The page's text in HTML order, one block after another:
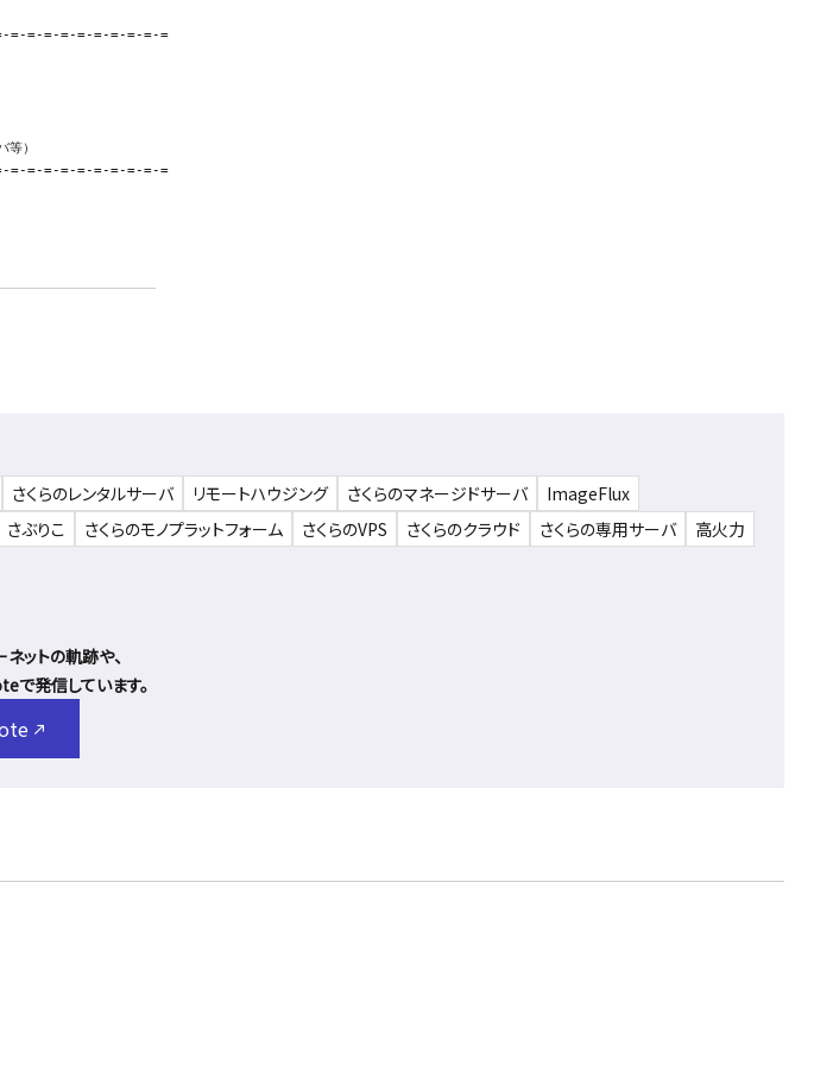
）
  =-=-=-=-=-=-=-=-=-=-=-=-=-=-=-=-=-=-=-=-=-=-=-=-=-=-=-=-=-=-=-=-=-=-=-=
さくらのレンタルサーバ リモートハウジング さくらのマネージドサーバ
ImageFlux
さぶりこ さくらのモノプラットフォーム さくらのVPS さくらのクラウド さくらの専用サーバ
高火力
ネットの軌跡や、
発信しています。